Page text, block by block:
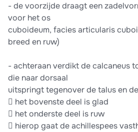
- de voorzijde draagt een
voor het os
cuboideum, facies articularis
breed en ruw)
- achteraan verdikt de calcaneus
die naar dorsaal
uitspringt tegenover de talus en
 het bovenste deel is glad
 het onderste deel is ruw
 hierop gaat de achillespees